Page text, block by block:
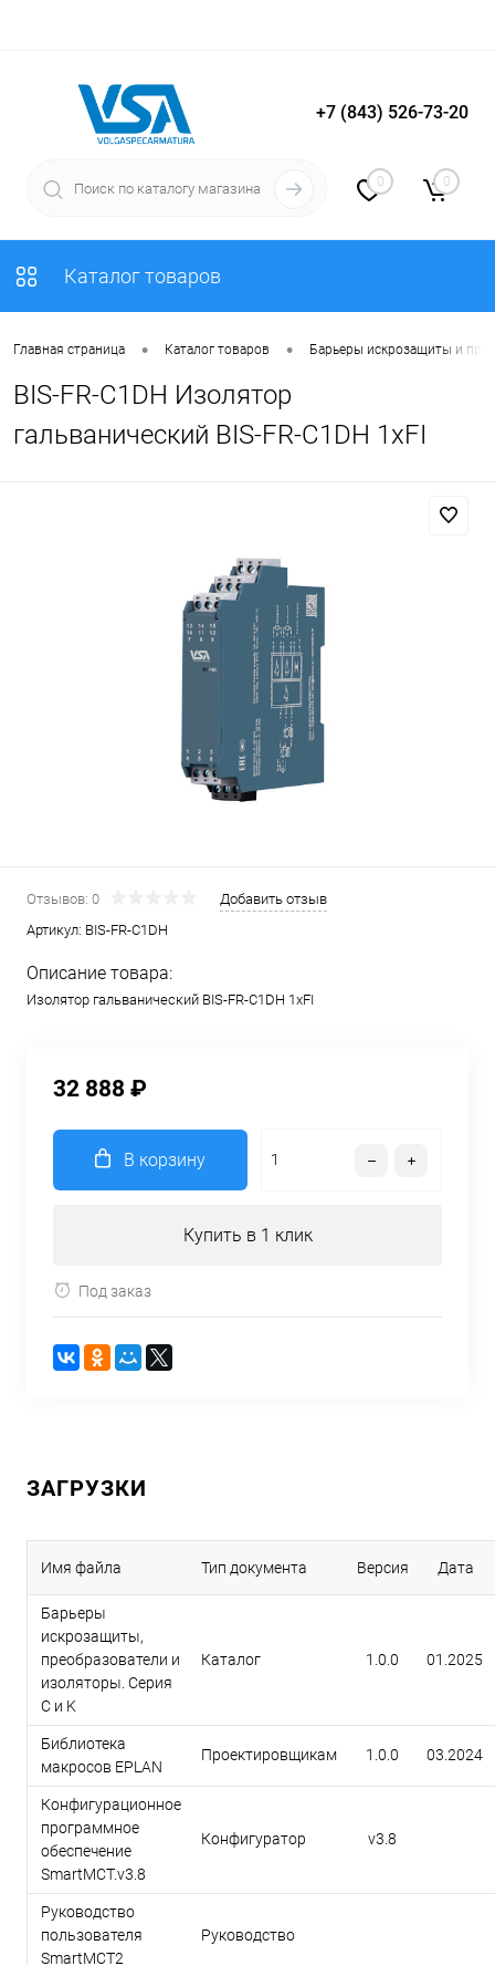
Вход Регистрация
+7 (843) 526-73-20
0 0
Каталог товаров
Главная страница • Каталог товаров • Барьеры искрозащиты и
BIS-FR-C1DH Изолятор
гальванический BIS-FR-C1DH 1хFI
Отзывов: 0
Добавить отзыв
Артикул: BIS-FR-C1DH
Описание товара:
Изолятор гальванический BIS-FR-C1DH 1хFI
32 888 ₽
В корзину
Купить в 1 клик
Под заказ
ЗАГРУЗКИ
Имя файла Тип документа Версия Дата
Барьеры
искрозащиты,
преобразователи и
изоляторы. Серия
C и K
Каталог 1.0.0 01.2025
Библиотека
макросов EPLAN
Проектировщикам 1.0.0 03.2024
Конфигурационное
программное
обеспечение
SmartMCT.v3.8
Конфигуратор v3.8
Руководство
пользователя
SmartMCT2
Руководство